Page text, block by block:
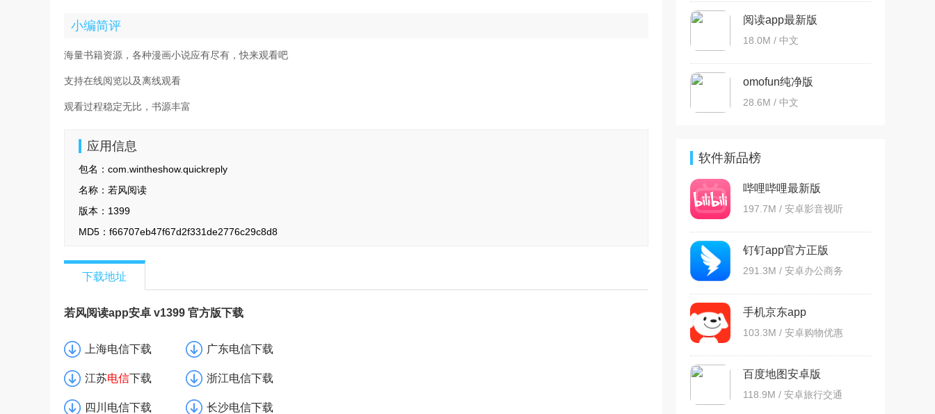
小编简评
海量书籍资源，各种漫画小说应有尽有，快来观看吧
支持在线阅览以及离线观看
观看过程稳定无比，书源丰富
应用信息
包名： com.wintheshow.quickreply
名称： 若风阅读
版本： 1399
MD5： f66707eb47f67d2f331de2776c29c8d8
下载地址
若风阅读app安卓 v1399 官方版下载
上海电信下载 广东电信下载
江苏电信下载 浙江电信下载
四川电信下载 长沙电信下载
阅读app最新版
18.0M / 中文
omofun纯净版
28.6M / 中文
软件新品榜
哔哩哔哩最新版
197.7M / 安卓影音视听
钉钉app官方正版
291.3M / 安卓办公商务
手机京东app
103.3M / 安卓购物优惠
百度地图安卓版
118.9M / 安卓旅行交通